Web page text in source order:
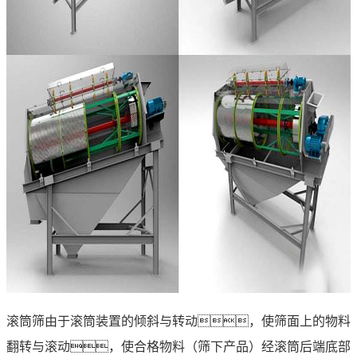
滚筒筛由于滚筒装置的倾斜与转动，使筛面上的物料
翻转与滚动，使合格物料（筛下产品）经滚筒后端底部